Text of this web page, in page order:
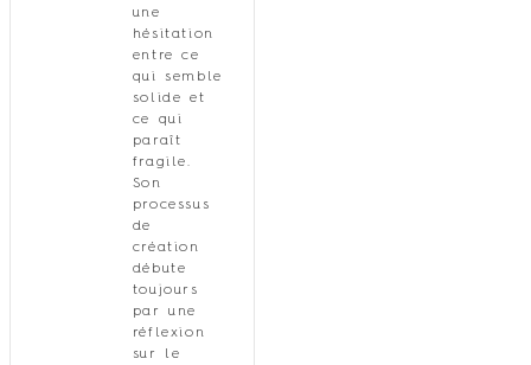
une
hésitation
entre ce
qui semble
solide et
ce qui
paraît
fragile.
Son
processus
de
création
débute
toujours
par une
réflexion
sur le